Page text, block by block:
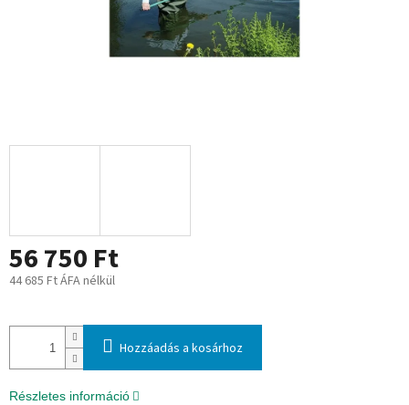
56 750 Ft
44 685 Ft ÁFA nélkül
Hozzáadás a kosárhoz
Részletes információ